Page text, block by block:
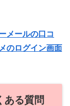
メールの口コ
のログイン画面
ある質問